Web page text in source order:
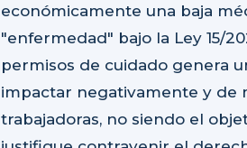
económicamente una baja
"enfermedad" bajo la Ley 15/
permisos de cuidado genera
impactar negativamente y de
trabajadoras, no siendo el